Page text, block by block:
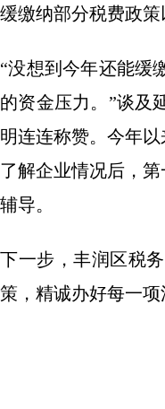
缓缴纳部分税费政
“没想到今年还能缓
的资金压力。”谈及
明连连称赞。今年
了解企业情况后，
辅导。
下一步，丰润区税
策，精诚办好每一